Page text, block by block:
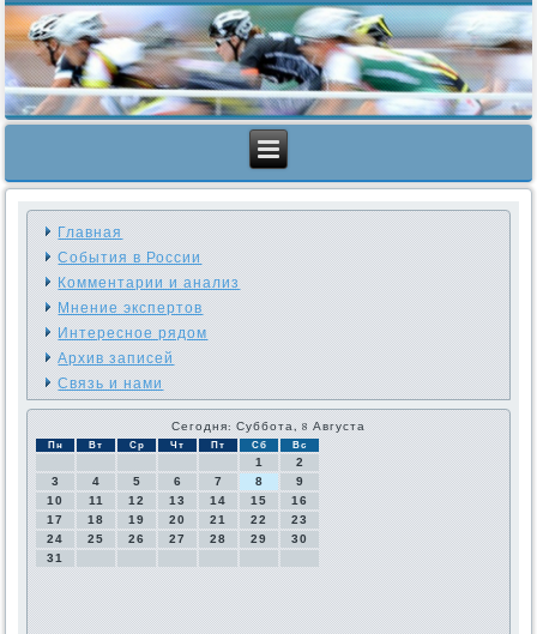
Главная
События в России
Комментарии и анализ
Мнение экспертов
Интересное рядом
Архив записей
Связь и нами
Сегодня: Суббота, 8 Августа
Пн Вт Ср Чт Пт Сб Вс
1
2
3
4 5 6 7 8
9
10
11 12 13 14 15
16
17
18 19 20 21 22
23
24
25 26 27 28 29
30
31